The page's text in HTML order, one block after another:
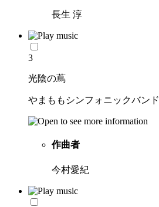
長生 淳
3
光陰の蔦
やまももシンフォニックバンド
作曲者
今村愛紀